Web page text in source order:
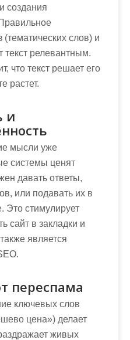
создания
слов) и
текст релевантным.
что текст решает его
растет.
и
мысли уже
системы ценят
давать ответы,
или подавать их в
Это стимулирует
сайт в закладки и
является
переспама
ключевых слов
цена») делает
живых